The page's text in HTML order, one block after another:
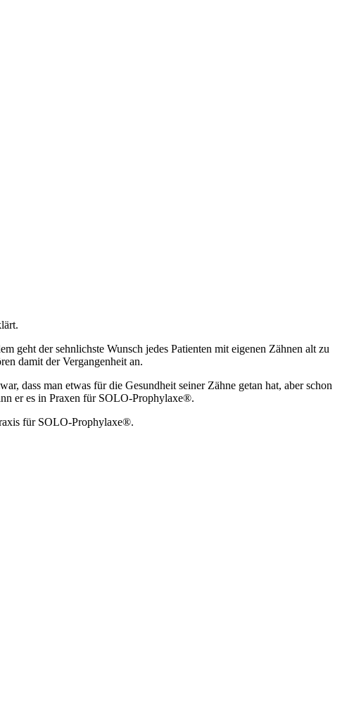
geht der sehnlichste Wunsch jedes Patienten mit eigenen Zähnen alt zu
damit der Vergangenheit an.
dass man etwas für die Gesundheit seiner Zähne getan hat, aber schon
er es in Praxen für SOLO-Prophylaxe®.
für SOLO-Prophylaxe®.